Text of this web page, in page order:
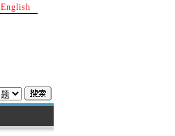
English